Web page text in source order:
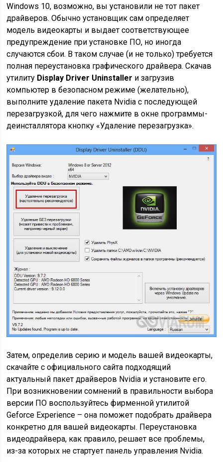
Windows 10, возможно, вы установили не тот пакет
драйверов. Обычно установщик сам определяет
модель видеокарты и выдает соответствующее
предупреждение при установке ПО, но иногда
случаются сбои. В таком случае (и не только) требуется
полная переустановка графического драйвера. Скачав
утилиту Display Driver Uninstaller и загрузив
компьютер в безопасном режиме (желательно),
выполните удаление пакета Nvidia с последующей
перезагрузкой, для чего нажмите в окне программы-
деинсталлятора кнопку «Удаление перезагрузка».
Затем, определив серию и модель вашей видеокарты,
скачайте с официального сайта подходящий
актуальный пакет драйверов Nvidia и установите его.
При возникновении сомнений в правильности выбора
версии ПО воспользуйтесь фирменной утилитой
Geforce Experience – она поможет подобрать драйвера
конкретно для вашей видеокарты. Переустановка
видеодрайвера, как правило, решает все проблемы,
из-за которых не стартует панель управления Nvidia.